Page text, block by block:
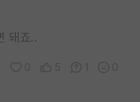
돼죠..